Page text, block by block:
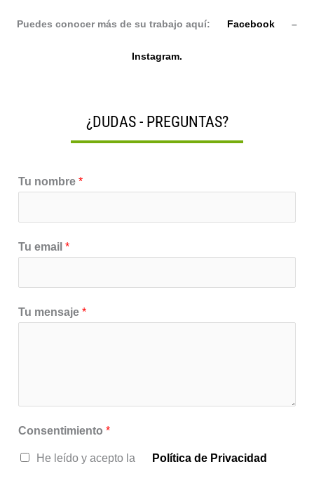
Puedes conocer más de su trabajo aquí: Facebook –
Instagram.
¿DUDAS - PREGUNTAS?
Tu nombre *
Tu email *
Tu mensaje *
Consentimiento *
He leído y acepto la Política de Privacidad